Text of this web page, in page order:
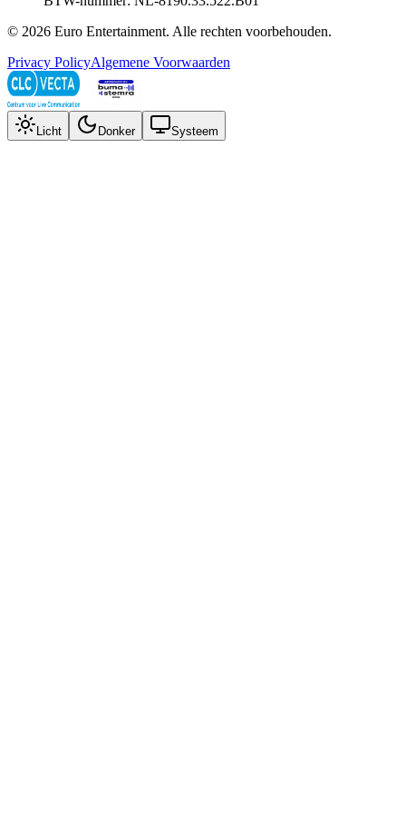
© 2026 Euro Entertainment. Alle rechten voorbehouden.
Privacy PolicyAlgemene Voorwaarden
Licht Donker Systeem